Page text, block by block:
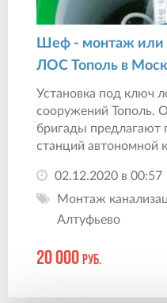
Шеф - монтаж или
ЛОС Тополь в
Установка под ключ
сооружений Тополь.
бригады предлагают
станций автономной
02.12.2020 в 00:57
Монтаж
Алтуфьево
20 000 руб.